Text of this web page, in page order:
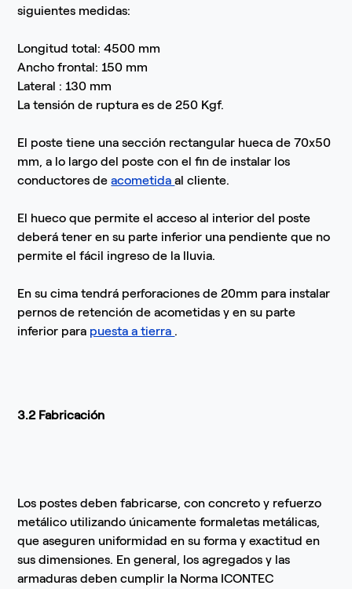
siguientes medidas:
Longitud total: 4500 mm
Ancho frontal: 150 mm
Lateral : 130 mm
La tensión de ruptura es de 250 Kgf.
El poste tiene una sección rectangular hueca de 70x50
mm, a lo largo del poste con el fin de instalar los
conductores deacometidaal cliente.
El hueco que permite el acceso al interior del poste
deberá tener en su parte inferior una pendiente que no
permite el fácil ingreso de la lluvia.
En su cima tendrá perforaciones de 20mm para instalar
pernos de retención de acometidas y en su parte
inferior para puesta a tierra .
3.2 Fabricación
Los postes deben fabricarse, con concreto y refuerzo
metálico utilizando únicamente formaletas metálicas,
que aseguren uniformidad en su forma y exactitud en
sus dimensiones. En general, los agregados y las
armaduras deben cumplir la Norma ICONTEC